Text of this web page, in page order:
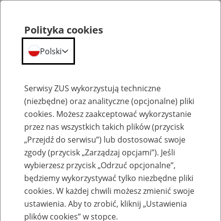
Emerytury
Baza zlikwidowanych lub
przekształconych zakładów pracy
Polityka cookies
Polski
Serwisy ZUS wykorzystują techniczne
(niezbędne) oraz analityczne (opcjonalne) pliki
cookies. Możesz zaakceptować wykorzystanie
przez nas wszystkich takich plików (przycisk
„Przejdź do serwisu”) lub dostosować swoje
zgody (przycisk „Zarządzaj opcjami”). Jeśli
wybierzesz przycisk „Odrzuć opcjonalne”,
będziemy wykorzystywać tylko niezbędne pliki
cookies. W każdej chwili możesz zmienić swoje
ustawienia. Aby to zrobić, kliknij „Ustawienia
plików cookies” w stopce.